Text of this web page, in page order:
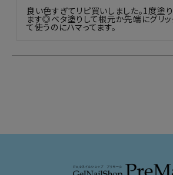
良い色すぎてリピ買いしました。1度塗
ます◎ベタ塗りして根元か先端にグリ
て使うのにハマってます。